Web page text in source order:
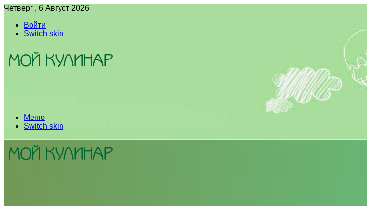
Четверг , 6 Август 2026
Войти
Switch skin
Меню
Switch skin